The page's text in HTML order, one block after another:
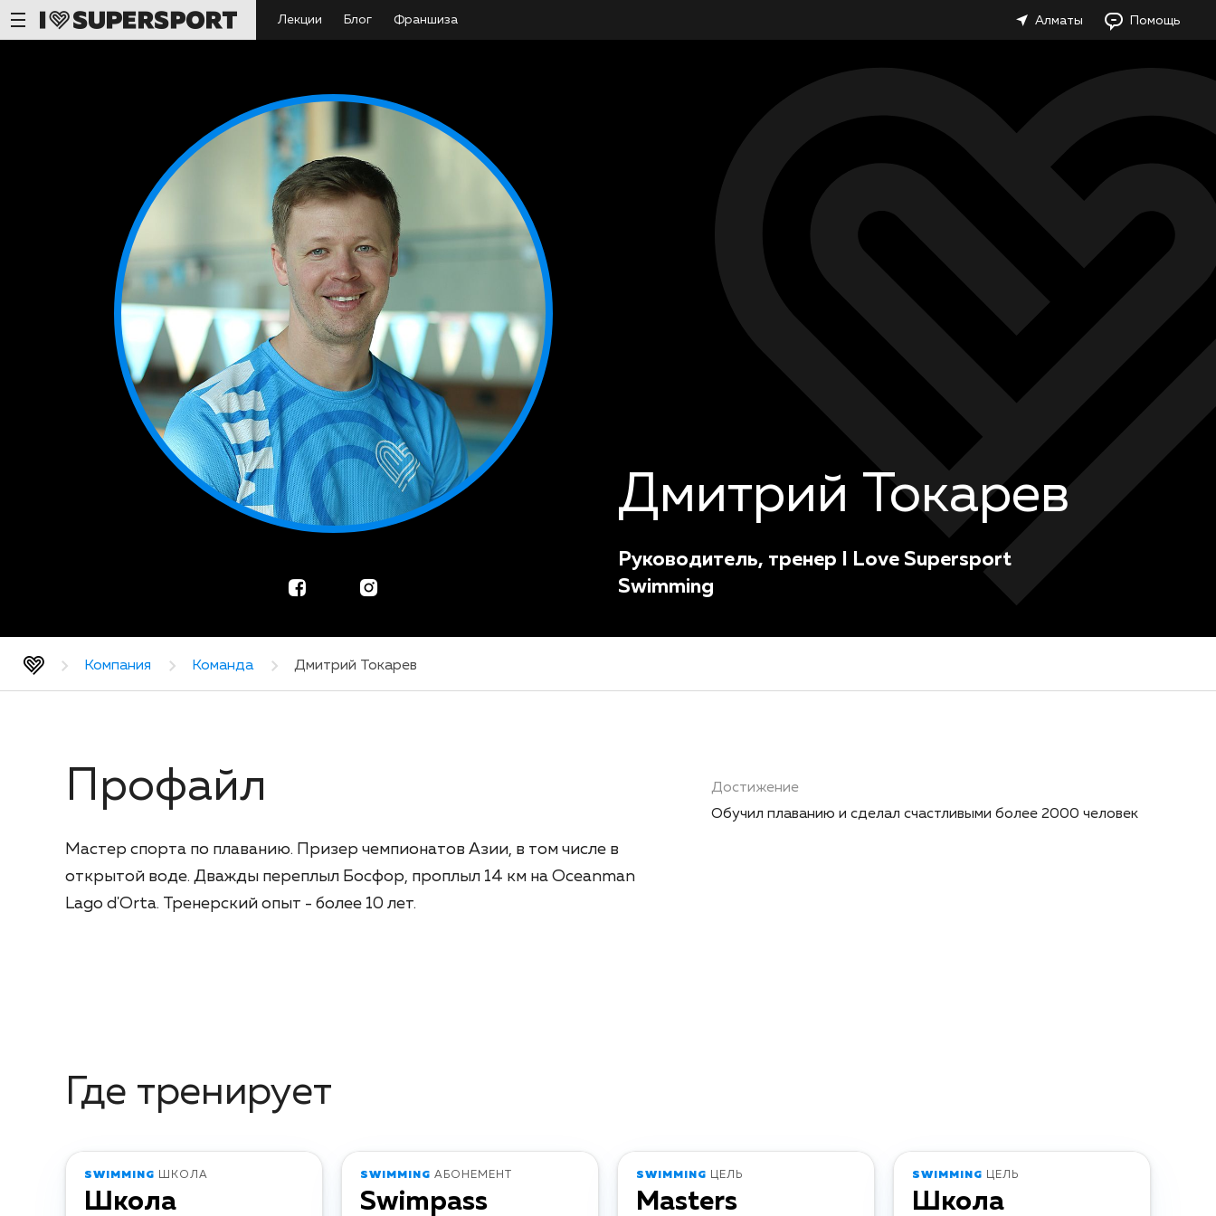
Лекции Блог Франшиза Алматы Помощь
Дмитрий Токарев
Руководитель, тренер I Love Supersport
Swimming
Компания Команда Дмитрий Токарев
Профайл
Мастер спорта по плаванию. Призер чемпионатов Азии, в том числе в
открытой воде. Дважды переплыл Босфор, проплыл 14 км на Oceanman
Lago d'Orta. Тренерский опыт - более 10 лет.
Достижение
Обучил плаванию и сделал счастливыми более 2000 человек
Где тренирует
SWIMMING ШКОЛА
Школа
SWIMMING АБОНЕМЕНТ
Swimpass
SWIMMING ЦЕЛЬ
Masters
SWIMMING ЦЕЛЬ
Школа